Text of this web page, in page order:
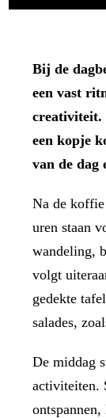
Bij de
een vast
creativiteit.
een kopje
van de dag
Na de
uren staan
wandeling,
volgt
gedekte
salades,
De middag
activiteiten.